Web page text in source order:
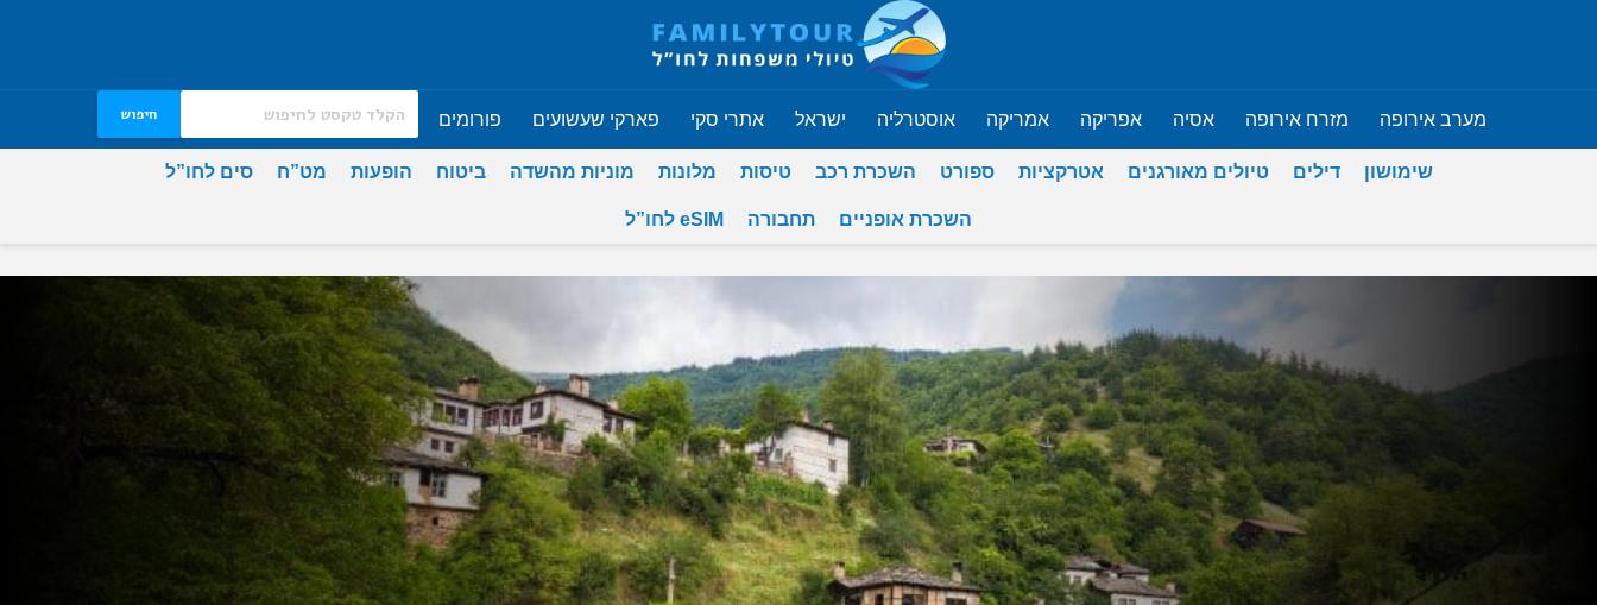
מערב אירופה מזרח אירופה אסיה אפריקה אמריקה אוסטרליה ישראל אתרי סקי פארקי שעשועים פורומים חיפוש
שימושון דילים טיולים מאורגנים אטרקציות ספורט השכרת רכב טיסות מלונות מוניות מהשדה ביטוח הופעות מט”ח סים לחו”ל
השכרת אופניים תחבורה eSIM לחו”ל